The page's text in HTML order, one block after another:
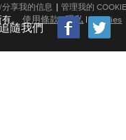
享我的信息 | 管理我的
有。使用條款|隱私 |Cookies
隨我們